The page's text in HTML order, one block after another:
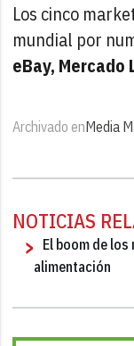
Los cinco
mundial por
eBay, Mercado
Archivado enMedia
NOTICIAS
El boom de
alimentación